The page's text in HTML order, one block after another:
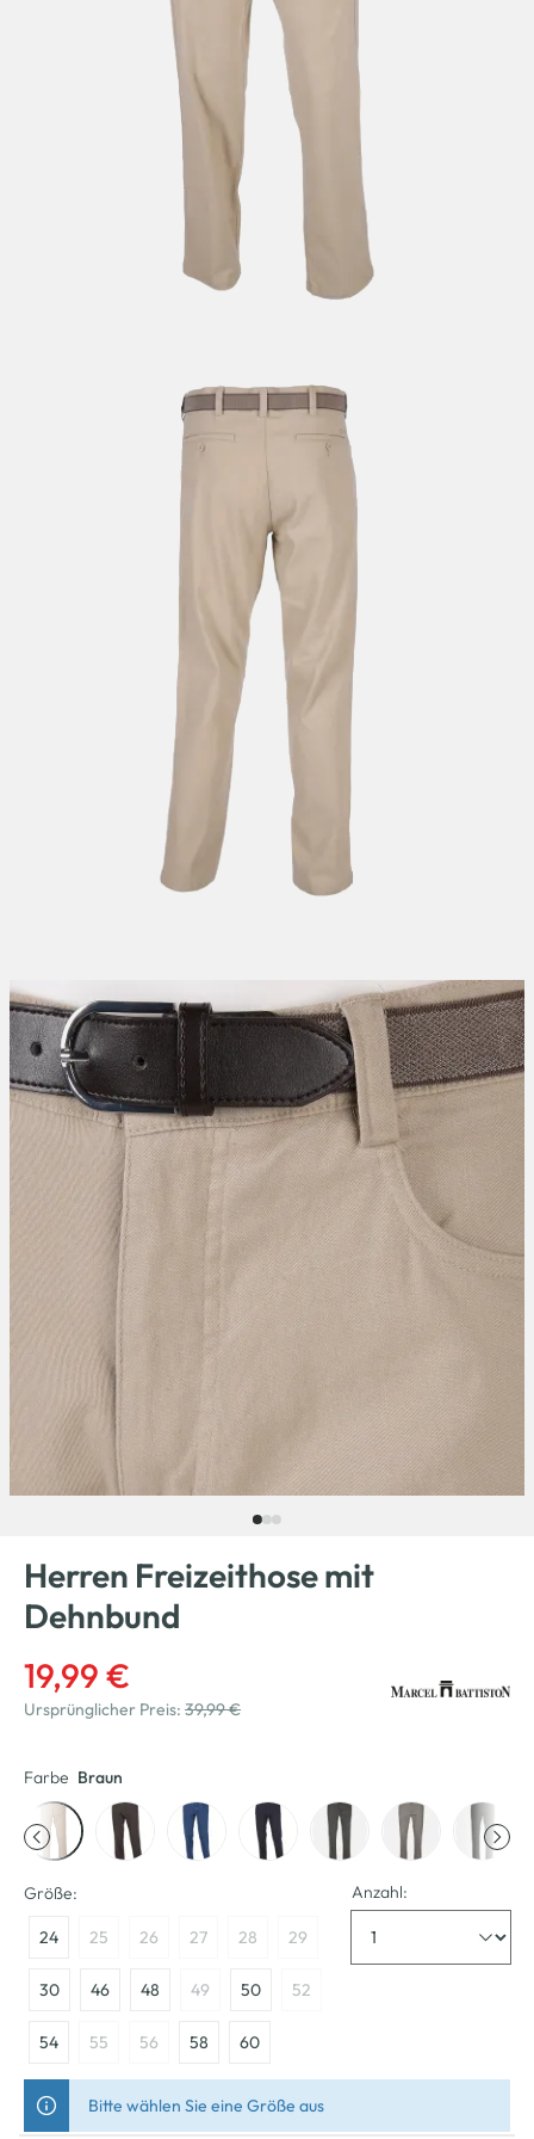
Herren Freizeithose mit
Dehnbund
19,99 €
Ursprünglicher Preis: 39,99 €
Farbe Braun
Größe:
24 25 26 27 28 29
30 46 48 49 50 52
54 55 56 58 60
Anzahl:
Bitte wählen Sie eine Größe aus